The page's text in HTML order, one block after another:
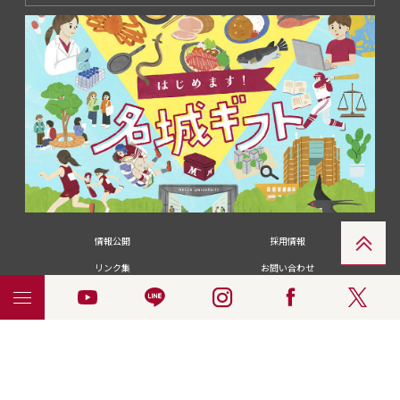
情報公開
採用情報
リンク集
お問い合わせ
メディアの皆さま
卒業生の皆さま